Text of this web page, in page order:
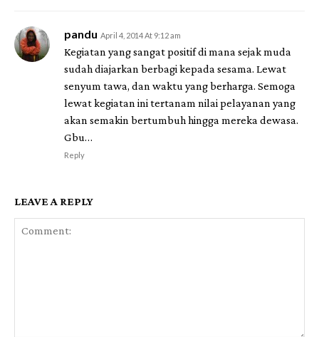
pandu April 4, 2014 At 9:12 am
Kegiatan yang sangat positif di mana sejak muda
sudah diajarkan berbagi kepada sesama. Lewat
senyum tawa, dan waktu yang berharga. Semoga
lewat kegiatan ini tertanam nilai pelayanan yang
akan semakin bertumbuh hingga mereka dewasa.
Gbu…
Reply
LEAVE A REPLY